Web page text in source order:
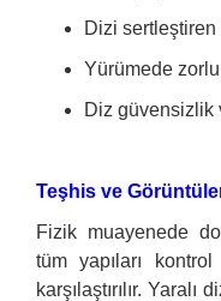
Dizi sertleştiren
Yürümede
Diz güvensizlik
Teşhis ve
Fizik muayenede
tüm yapıları
karşılaştırılır.